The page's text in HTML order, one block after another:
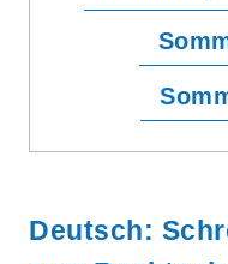
Deutsch: